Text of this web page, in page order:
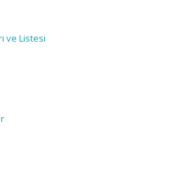
ve Listesi